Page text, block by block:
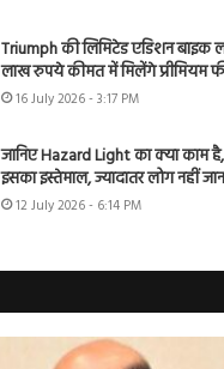
Triumph की लिमिटेड एडिशन बाइक
लाख रुपये कीमत में मिलेंगे प्रीमियम
16 July 2026 - 3:17 PM
जानिए Hazard Light का क्या
इसका इस्तेमाल, ज्यादातर लोग नहीं
12 July 2026 - 6:14 PM